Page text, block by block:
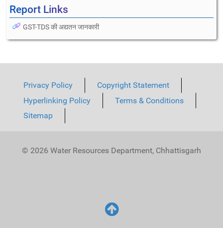
Report Links
GST-TDS की अद्यतन जानकारी
Privacy Policy
Copyright Statement
Hyperlinking Policy
Terms & Conditions
Sitemap
© 2026 Water Resources Department, Chhattisgarh